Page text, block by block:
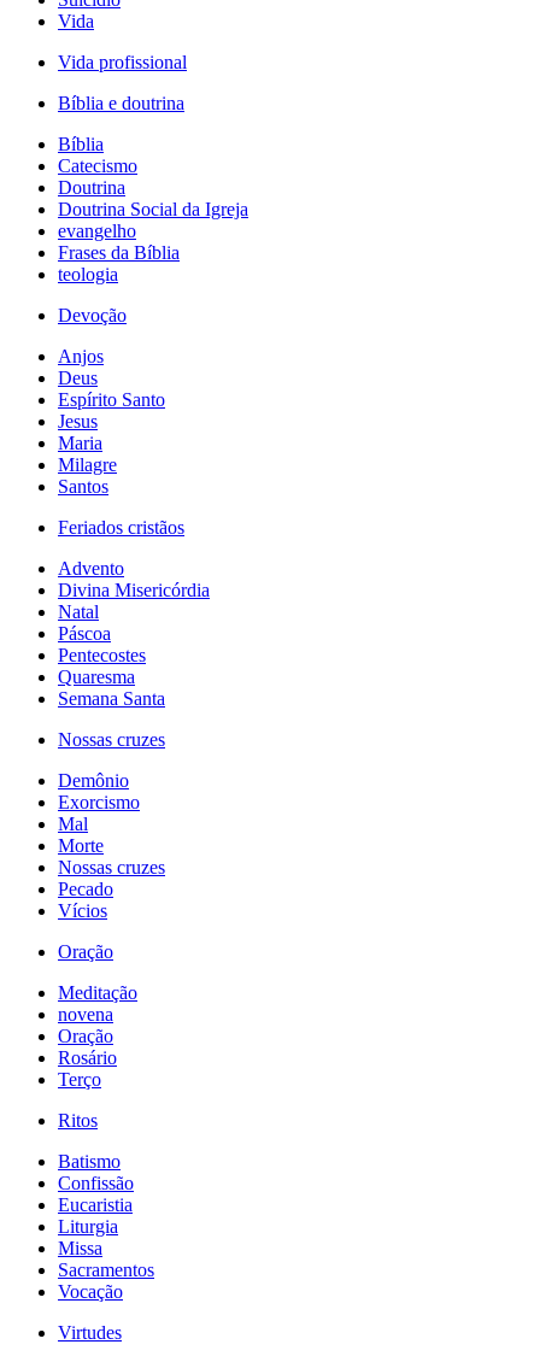
Vida
Vida profissional
Bíblia e doutrina
Bíblia
Catecismo
Doutrina
Doutrina Social da Igreja
evangelho
Frases da Bíblia
teologia
Devoção
Anjos
Deus
Espírito Santo
Jesus
Maria
Milagre
Santos
Feriados cristãos
Advento
Divina Misericórdia
Natal
Páscoa
Pentecostes
Quaresma
Semana Santa
Nossas cruzes
Demônio
Exorcismo
Mal
Morte
Nossas cruzes
Pecado
Vícios
Oração
Meditação
novena
Oração
Rosário
Terço
Ritos
Batismo
Confissão
Eucaristia
Liturgia
Missa
Sacramentos
Vocação
Virtudes